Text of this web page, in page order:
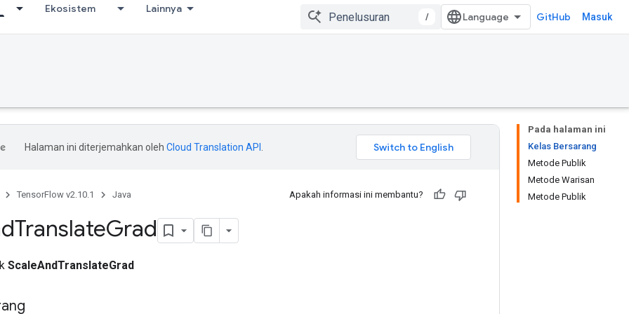
Ekosistem Lainnya
/ GitHub Masuk
Pada halaman ini
Kelas Bersarang
Metode Publik
Metode Warisan
Metode Publik
Halaman ini diterjemahkan oleh Cloud Translation API
TensorFlow v2.10.1 Java Apakah informasi ini membantu?
TranslateGrad
ScaleAndTranslateGrad